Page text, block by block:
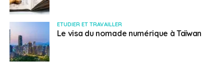
ETUDIER ET TRAVAILLER
Le visa du nomade numérique à Taïwan